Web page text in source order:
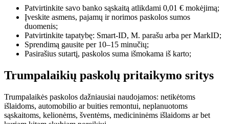
Patvirtinkite savo banko sąskaitą atlikdami 0,01 € mokėjimą;
Įveskite asmens, pajamų ir norimos paskolos sumos
duomenis;
Patvirtinkite tapatybę: Smart-ID, M. parašu arba per MarkID;
Sprendimą gausite per 10–15 minučių;
Pasirašius sutartį, paskolos suma išmokama iš karto;
Trumpalaikių paskolų pritaikymo sritys
Trumpalaikės paskolos dažniausiai naudojamos: netikėtoms
išlaidoms, automobilio ar buities remontui, neplanuotoms
sąskaitoms, kelionėms, šventėms, medicininėms išlaidoms ar bet